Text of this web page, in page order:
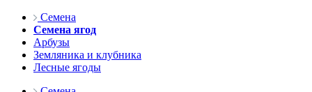
Семена
Семена ягод
Арбузы
Земляника и клубника
Лесные ягоды